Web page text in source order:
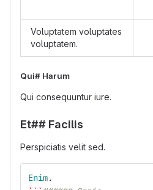
Voluptatem voluptates
voluptatem.
Qui# Harum
Qui consequuntur iure.
Et## Facilis
Perspiciatis velit sed.
Enim.